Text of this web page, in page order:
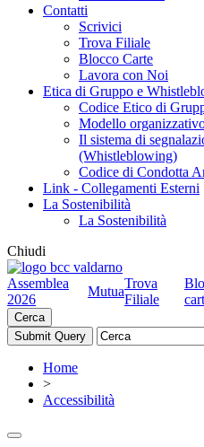
Contatti
Scrivici
Trova Filiale
Blocco Carte
Lavora con Noi
Etica di Gruppo e
Codice Etico di
Modello
Il sistema di
(Whistleblowing)
Codice di Condotta
Link - Collegamenti Esterni
La Sostenibilità
La Sostenibilità
Chiudi
Assemblea
2026
Mutua
Trova
Filiale
Cerca
Home
>
Accessibilità